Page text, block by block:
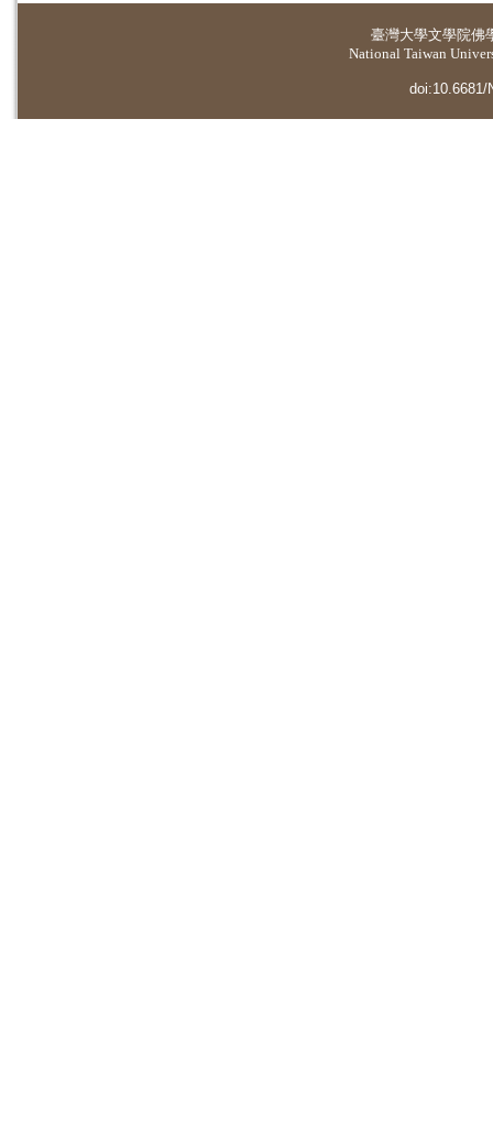
臺灣大學文學院佛
National Taiwan
doi:10.6681/